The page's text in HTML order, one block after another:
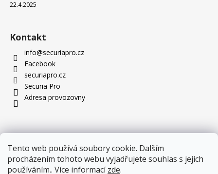
Tento web používá soubory cookie. Dalším
procházením tohoto webu vyjadřujete souhlas s jejich
používáním.. Více informacízde.
22.4.2025
Kontakt
info@securiapro.cz
Facebook
securiapro.cz
Securia Pro
Adresa provozovny